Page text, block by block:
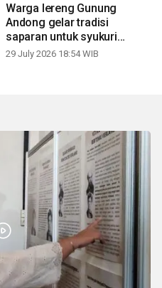
Warga lereng Gunung
Andong gelar tradisi
saparan untuk syukuri
panen
29 July 2026 18:54 WIB